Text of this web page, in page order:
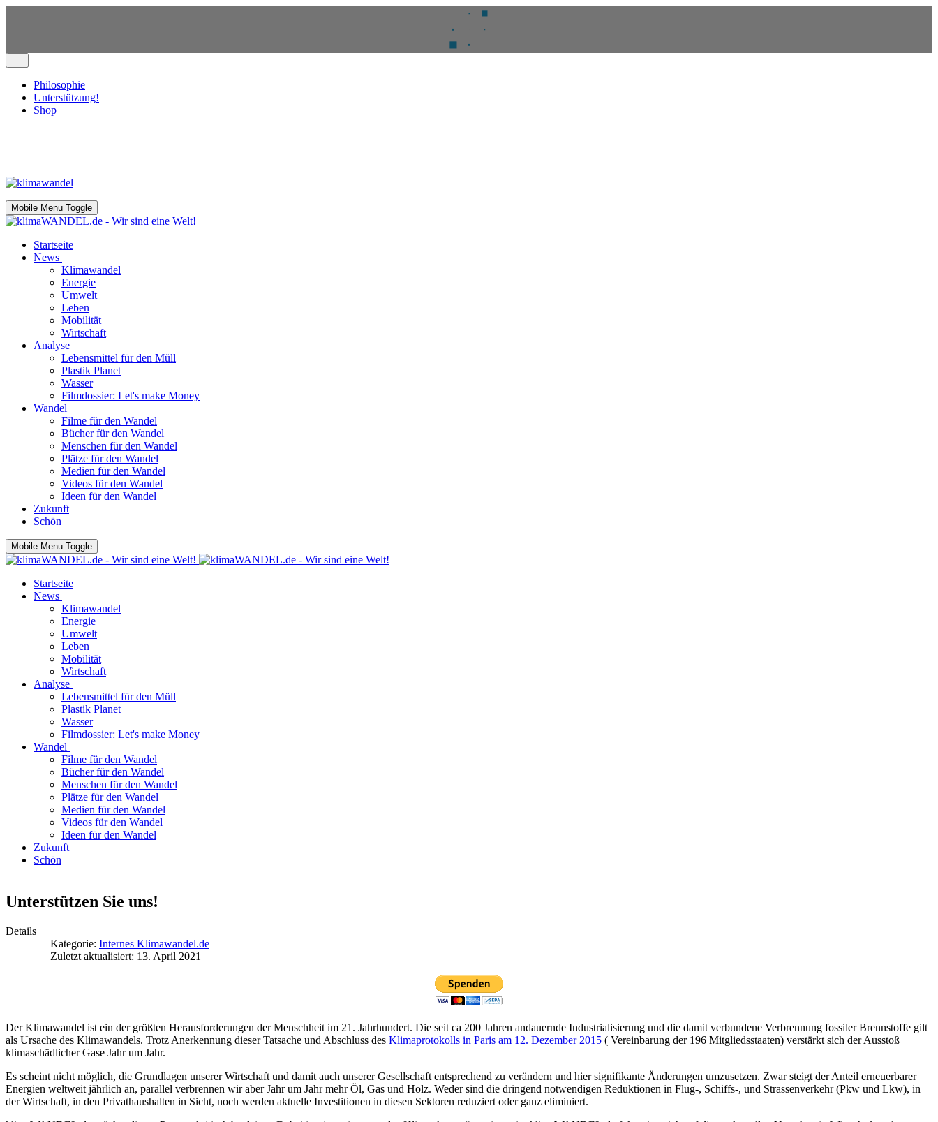
Philosophie
Unterstützung!
Shop
Mobile Menu Toggle
Startseite
News
Klimawandel
Energie
Umwelt
Leben
Mobilität
Wirtschaft
Analyse
Lebensmittel für den Müll
Plastik Planet
Wasser
Filmdossier: Let's make Money
Wandel
Filme für den Wandel
Bücher für den Wandel
Menschen für den Wandel
Plätze für den Wandel
Medien für den Wandel
Videos für den Wandel
Ideen für den Wandel
Zukunft
Schön
Mobile Menu Toggle
Startseite
News
Klimawandel
Energie
Umwelt
Leben
Mobilität
Wirtschaft
Analyse
Lebensmittel für den Müll
Plastik Planet
Wasser
Filmdossier: Let's make Money
Wandel
Filme für den Wandel
Bücher für den Wandel
Menschen für den Wandel
Plätze für den Wandel
Medien für den Wandel
Videos für den Wandel
Ideen für den Wandel
Zukunft
Schön
Unterstützen Sie uns!
Details
Kategorie: Internes Klimawandel.de
Zuletzt aktualisiert: 13. April 2021
Der Klimawandel ist ein der größten Herausforderungen der Menschheit im 21. Jahrhundert. Die seit ca 200 Jahren andauernde Industrialisierung und die damit verbundene Verbrennung fossiler Brennstoffe gilt
als Ursache des Klimawandels. Trotz Anerkennung dieser Tatsache und Abschluss des Klimaprotokolls in Paris am 12. Dezember 2015 ( Vereinbarung der 196 Mitgliedsstaaten) verstärkt sich der Ausstoß
klimaschädlicher Gase Jahr um Jahr.
Es scheint nicht möglich, die Grundlagen unserer Wirtschaft und damit auch unserer Gesellschaft entsprechend zu verändern und hier signifikante Änderungen umzusetzen. Zwar steigt der Anteil erneuerbarer
Energien weltweit jährlich an, parallel verbrennen wir aber Jahr um Jahr mehr Öl, Gas und Holz. Weder sind die dringend notwendigen Reduktionen in Flug-, Schiffs-, und Strassenverkehr (Pkw und Lkw), in
der Wirtschaft, in den Privathaushalten in Sicht, noch werden aktuelle Investitionen in diesen Sektoren reduziert oder ganz eliminiert.